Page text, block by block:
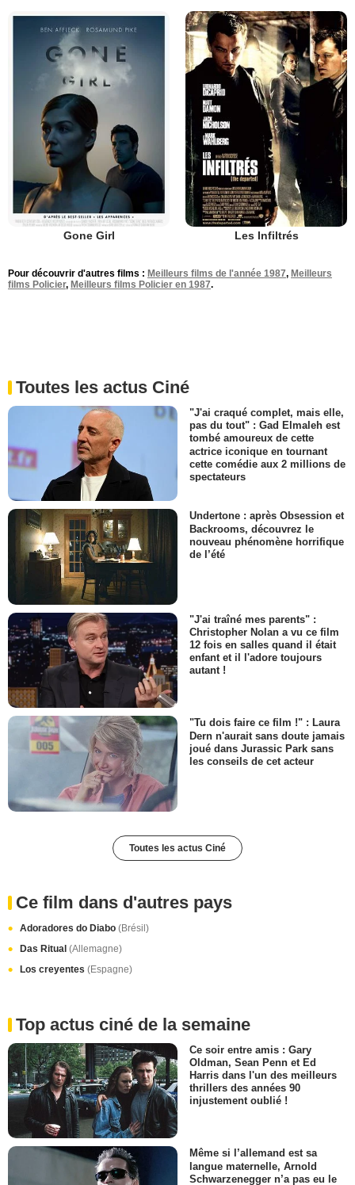
Gone Girl Les Infiltrés
Pour découvrir d'autres films : Meilleurs films de l'année 1987, Meilleurs
films Policier, Meilleurs films Policier en 1987.
Toutes les actus Ciné
"J'ai craqué complet, mais elle,
pas du tout" : Gad Elmaleh est
tombé amoureux de cette
actrice iconique en tournant
cette comédie aux 2 millions de
spectateurs
Undertone : après Obsession et
Backrooms, découvrez le
nouveau phénomène horrifique
de l’été
"J'ai traîné mes parents" :
Christopher Nolan a vu ce film
12 fois en salles quand il était
enfant et il l'adore toujours
autant !
"Tu dois faire ce film !" : Laura
Dern n'aurait sans doute jamais
joué dans Jurassic Park sans
les conseils de cet acteur
Toutes les actus Ciné
Ce film dans d'autres pays
Adoradores do Diabo (Brésil)
Das Ritual (Allemagne)
Los creyentes (Espagne)
Top actus ciné de la semaine
Ce soir entre amis : Gary
Oldman, Sean Penn et Ed
Harris dans l'un des meilleurs
thrillers des années 90
injustement oublié !
Même si l’allemand est sa
langue maternelle, Arnold
Schwarzenegger n’a pas eu le